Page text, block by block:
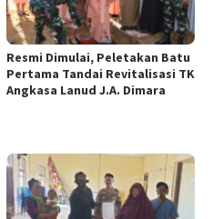
Resmi Dimulai, Peletakan Batu
Pertama Tandai Revitalisasi TK
Angkasa Lanud J.A. Dimara